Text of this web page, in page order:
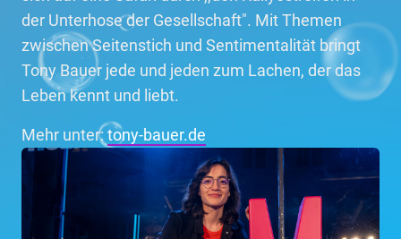
der Unterhose der Gesellschaft". Mit Themen
zwischen Seitenstich und Sentimentalität bringt
Tony Bauer jede und jeden zum Lachen, der das
Leben kennt und liebt.
Mehr unter: tony-bauer.de